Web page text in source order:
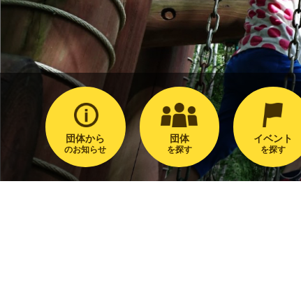
団体から
のお知らせ
団体
を探す
イベント
を探す